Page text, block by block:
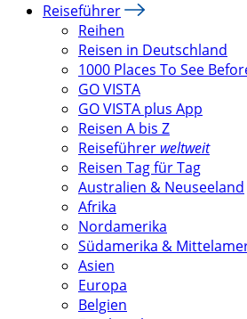
Reiseführer
Reihen
Reisen in Deutschland
1000 Places To See
GO VISTA
GO VISTA plus App
Reisen A bis Z
Reiseführer weltweit
Reisen Tag für Tag
Australien & Neuseeland
Afrika
Nordamerika
Südamerika &
Asien
Europa
Belgien